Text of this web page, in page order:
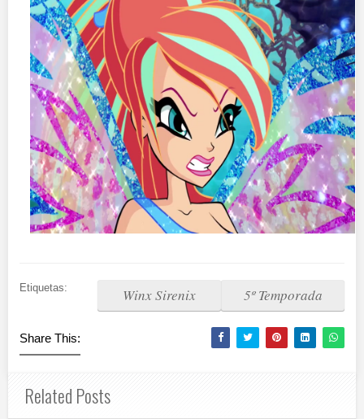
Etiquetas: 5º Temporada
Winx Sirenix
Share This:
Related Posts